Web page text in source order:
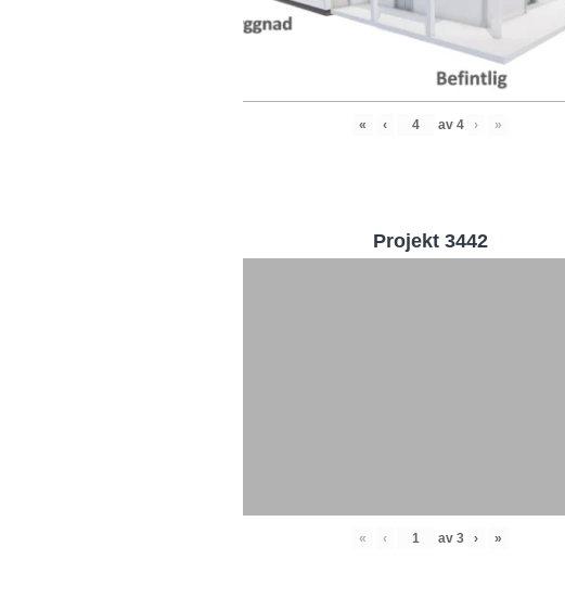
« ‹ av 4 › »
Projekt 3442
« ‹ av 3 › »